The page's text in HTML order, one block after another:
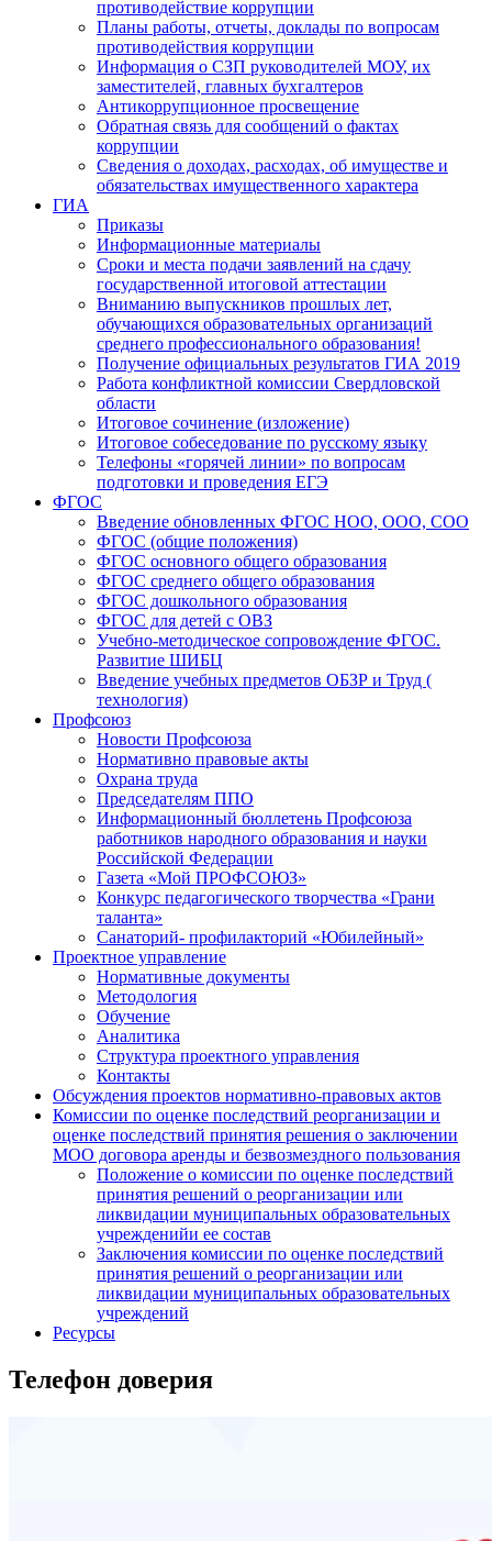
противодействие коррупции
Планы работы, отчеты, доклады по вопросам
противодействия коррупции
Информация о СЗП руководителей МОУ, их
заместителей, главных бухгалтеров
Антикоррупционное просвещение
Обратная связь для сообщений о фактах
коррупции
Сведения о доходах, расходах, об имуществе и
обязательствах имущественного характера
ГИА
Приказы
Информационные материалы
Сроки и места подачи заявлений на сдачу
государственной итоговой аттестации
Вниманию выпускников прошлых лет,
обучающихся образовательных организаций
среднего профессионального образования!
Получение официальных результатов ГИА 2019
Работа конфликтной комиссии Свердловской
области
Итоговое сочинение (изложение)
Итоговое собеседование по русскому языку
Телефоны «горячей линии» по вопросам
подготовки и проведения ЕГЭ
ФГОС
Введение обновленных ФГОС НОО, ООО, СОО
ФГОС (общие положения)
ФГОС основного общего образования
ФГОС среднего общего образования
ФГОС дошкольного образования
ФГОС для детей с ОВЗ
Учебно-методическое сопровождение ФГОС.
Развитие ШИБЦ
Введение учебных предметов ОБЗР и Труд (
технология)
Профсоюз
Новости Профсоюза
Нормативно правовые акты
Охрана труда
Председателям ППО
Информационный бюллетень Профсоюза
работников народного образования и науки
Российской Федерации
Газета «Мой ПРОФСОЮЗ»
Конкурс педагогического творчества «Грани
таланта»
Санаторий- профилакторий «Юбилейный»
Проектное управление
Нормативные документы
Методология
Обучение
Аналитика
Структура проектного управления
Контакты
Обсуждения проектов нормативно-правовых актов
Комиссии по оценке последствий реорганизации и
оценке последствий принятия решения о заключении
МОО договора аренды и безвозмездного пользования
Положение о комиссии по оценке последствий
принятия решений о реорганизации или
ликвидации муниципальных образовательных
учрежденийи ее состав
Заключения комиссии по оценке последствий
принятия решений о реорганизации или
ликвидации муниципальных образовательных
учреждений
Ресурсы
Телефон доверия